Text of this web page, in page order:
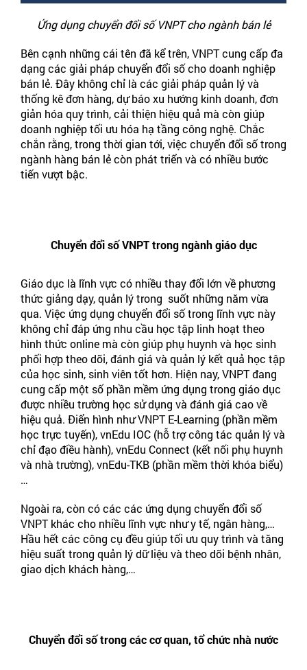
Ứng dụng chuyển đổi số VNPT cho ngành bán lẻ
Bên cạnh những cái tên đã kể trên, VNPT cung cấp đa
dạng các giải pháp chuyển đổi số cho doanh nghiệp
bán lẻ. Đây không chỉ là các giải pháp quản lý và
thống kê đơn hàng, dự báo xu hướng kinh doanh, đơn
giản hóa quy trình, cải thiện hiệu quả mà còn giúp
doanh nghiệp tối ưu hóa hạ tầng công nghệ. Chắc
chắn rằng, trong thời gian tới, việc chuyển đổi số trong
ngành hàng bán lẻ còn phát triển và có nhiều bước
tiến vượt bậc.
Chuyển đổi số VNPT trong ngành giáo dục
Giáo dục là lĩnh vực có nhiều thay đổi lớn về phương
thức giảng dạy, quản lý trong suốt những năm vừa
qua. Việc ứng dụng chuyển đổi số trong lĩnh vực này
không chỉ đáp ứng nhu cầu học tập linh hoạt theo
hình thức online mà còn giúp phụ huynh và học sinh
phối hợp theo dõi, đánh giá và quản lý kết quả học tập
của học sinh, sinh viên tốt hơn. Hiện nay, VNPT đang
cung cấp một số phần mềm ứng dụng trong giáo dục
được nhiều trường học sử dụng và đánh giá cao về
hiệu quả. Điển hình như VNPT E-Learning (phần mềm
học trực tuyến), vnEdu IOC (hỗ trợ công tác quản lý và
chỉ đạo điều hành), vnEdu Connect (kết nối phụ huynh
và nhà trường), vnEdu-TKB (phần mềm thời khóa biểu)
…
Ngoài ra, còn có các các ứng dụng chuyển đổi số
VNPT khác cho nhiều lĩnh vực như y tế, ngân hàng,…
Hầu hết các công cụ đều giúp tối ưu quy trình và tăng
hiệu suất trong quản lý dữ liệu và theo dõi bệnh nhân,
giao dịch khách hàng,…
Chuyển đổi số trong các cơ quan, tổ chức nhà nước